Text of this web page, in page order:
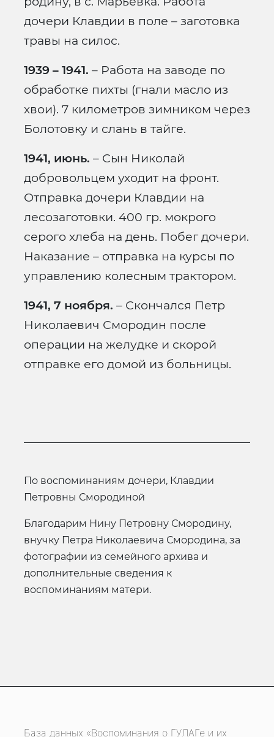
дочери Клавдии в поле – заготовка
травы на силос.
1939 – 1941. – Работа на заводе по
обработке пихты (гнали масло из
хвои). 7 километров зимником через
Болотовку и слань в тайге.
1941, июнь. – Сын Николай
добровольцем уходит на фронт.
Отправка дочери Клавдии на
лесозаготовки. 400 гр. мокрого
серого хлеба на день. Побег дочери.
Наказание – отправка на курсы по
управлению колесным трактором.
1941, 7 ноября. – Скончался Петр
Николаевич Смородин после
операции на желудке и скорой
отправке его домой из больницы.
по воспоминаниям дочери, Клавдии
Петровны Смородиной
Благодарим Нину Петровну Смородину,
внучку Петра Николаевича Смородина, за
фотографии из семейного архива и
дополнительные сведения к
воспоминаниям матери.
База данных «Воспоминания о ГУЛАГе и их